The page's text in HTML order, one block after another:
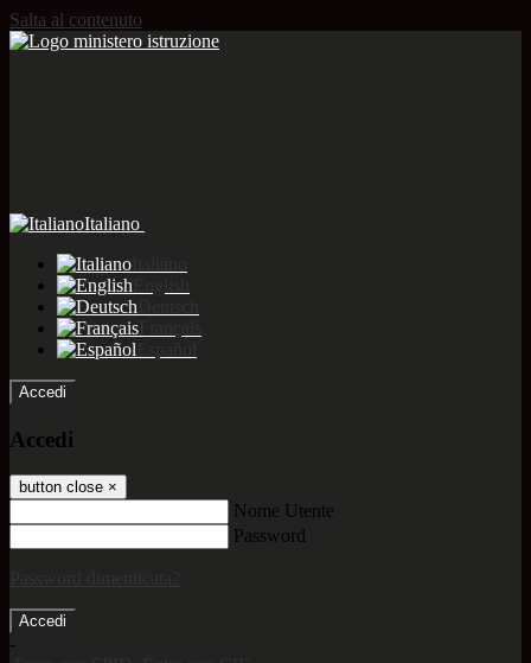
Salta al contenuto
Italiano
Accedi
Accedi
button close ×
Nome Utente
Password
-